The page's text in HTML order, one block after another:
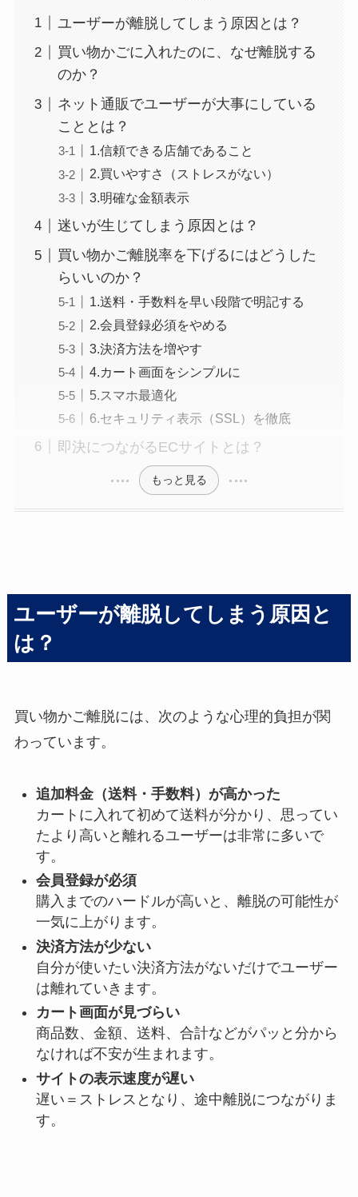
ユーザーが離脱してしまう原因とは？
買い物かごに入れたのに、なぜ離脱する
のか？
ネット通販でユーザーが大事にしている
こととは？
1.信頼できる店舗であること
2.買いやすさ（ストレスがない）
3.明確な金額表示
迷いが生じてしまう原因とは？
買い物かご離脱率を下げるにはどうした
らいいのか？
1.送料・手数料を早い段階で明記する
2.会員登録必須をやめる
3.決済方法を増やす
4.カート画面をシンプルに
5.スマホ最適化
6.セキュリティ表示（SSL）を徹底
即決につながるECサイトとは？
もっと見る
ユーザーが離脱してしまう原因と
は？
買い物かご離脱には、次のような心理的負担が関
わっています。
追加料金（送料・手数料）が高かった
カートに入れて初めて送料が分かり、思ってい
たより高いと離れるユーザーは非常に多いで
す。
会員登録が必須
購入までのハードルが高いと、離脱の可能性が
一気に上がります。
決済方法が少ない
自分が使いたい決済方法がないだけでユーザー
は離れていきます。
カート画面が見づらい
商品数、金額、送料、合計などがパッと分から
なければ不安が生まれます。
サイトの表示速度が遅い
遅い＝ストレスとなり、途中離脱につながりま
す。